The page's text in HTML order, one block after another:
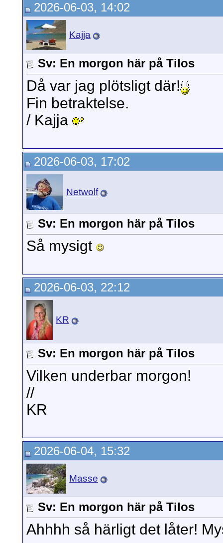
2026-06-03, 14:02
Kajja
Sv: En morgon här på Tilos
Då var jag plötsligt där!
Fin betraktelse.
/ Kajja
2026-06-03, 17:02
Netwolf
Sv: En morgon här på Tilos
Så mysigt
2026-06-03, 22:12
KR
Sv: En morgon här på Tilos
Vilken underbar morgon!
//
KR
2026-06-04, 15:32
Masse
Sv: En morgon här på Tilos
Ahhhh så härligt det låter!